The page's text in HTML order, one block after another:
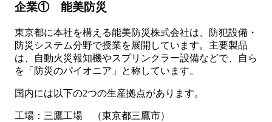
企業① 能美防災
東京都に本社を構える能美防災株式会社は、防犯設備・
防災システム分野で授業を展開しています。主要製品
は、自動火災報知機やスプリンクラー設備などで、自ら
を「防災のパイオニア」と称しています。
国内には以下の2つの生産拠点があります。
工場：三鷹工場 （東京都三鷹市）